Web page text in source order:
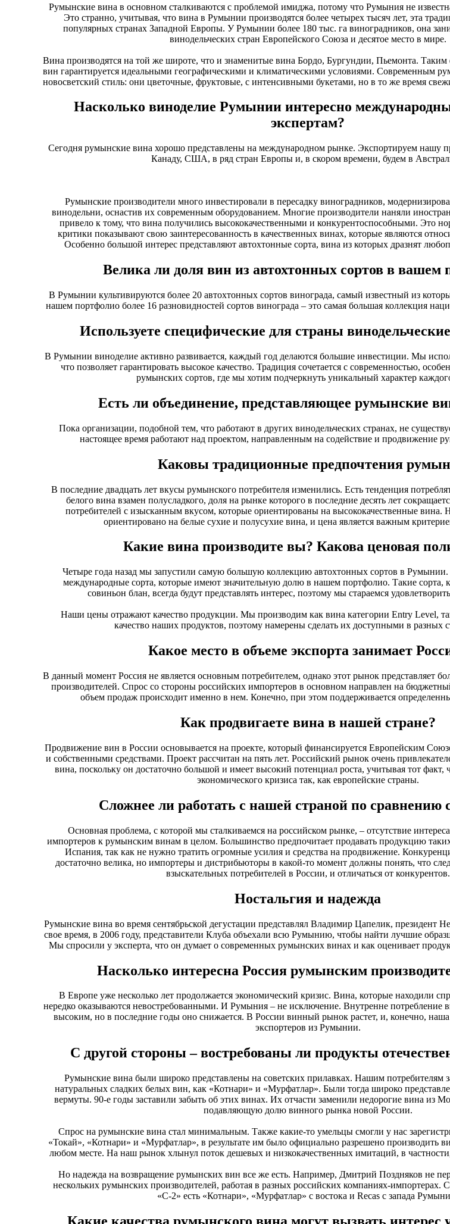
Румынские вина в основном сталкиваются с проблемой имиджа, потому что Румыния не
Это странно, учитывая, что вина в Румынии производятся более четырех тысяч лет, эта
популярных странах Западной Европы. У Румынии более 180 тыс. га виноградников, она
винодельческих стран Европейского Союза и десятое место в мире.
Вина производятся на той же широте, что и знаменитые вина Бордо, Бургундии, Пьемонта. Таким
вин гарантируется идеальными географическими и климатическими условиями. Современным
новосветский стиль: они цветочные, фруктовые, с интенсивными букетами, но в то же время
Насколько виноделие Румынии интересно
экспертам?
Сегодня румынские вина хорошо представлены на международном рынке. Экспортируем
Канаду, США, в ряд стран Европы и, в скором времени, будем в
Румынские производители много инвестировали в пересадку виноградников,
винодельни, оснастив их современным оборудованием. Многие производители наняли
привело к тому, что вина получились высококачественными и конкурентоспособными. Это
критики показывают свою заинтересованность в качественных винах, которые являются
Особенно большой интерес представляют автохтонные сорта, вина из которых дразнят
Велика ли доля вин из автохтонных сортов в вашем
В Румынии культивируются более 20 автохтонных сортов винограда, самый известный из
нашем портфолио более 16 разновидностей сортов винограда – это самая большая коллекция
Используете специфические для страны
В Румынии виноделие активно развивается, каждый год делаются большие инвестиции. Мы
что позволяет гарантировать высокое качество. Традиция сочетается с современностью,
румынских сортов, где мы хотим подчеркнуть уникальный характер
Есть ли объединение, представляющее румынские
Пока организации, подобной тем, что работают в других винодельческих странах, не
настоящее время работают над проектом, направленным на содействие и продвижение
Каковы традиционные предпочтения
В последние двадцать лет вкусы румынского потребителя изменились. Есть тенденция
белого вина взамен полусладкого, доля на рынке которого в последние десять лет
потребителей с изысканным вкусом, которые ориентированы на высококачественные вина.
ориентировано на белые сухие и полусухие вина, и цена является важным
Какие вина производите вы? Какова ценовая
Четыре года назад мы запустили самую большую коллекцию автохтонных сортов в Румынии.
международные сорта, которые имеют значительную долю в нашем портфолио. Такие сорта,
совиньон блан, всегда будут представлять интерес, поэтому мы стараемся
Наши цены отражают качество продукции. Мы производим как вина категории Entry Level,
качество наших продуктов, поэтому намерены сделать их доступными в разных
Какое место в объеме экспорта занимает
В данный момент Россия не является основным потребителем, однако этот рынок представляет
производителей. Спрос со стороны российских импортеров в основном направлен на
объем продаж происходит именно в нем. Конечно, при этом поддерживается
Как продвигаете вина в нашей стране?
Продвижение вин в России основывается на проекте, который финансируется Европейским
и собственными средствами. Проект рассчитан на пять лет. Российский рынок очень
вина, поскольку он достаточно большой и имеет высокий потенциал роста, учитывая тот факт,
экономического кризиса так, как европейские страны.
Сложнее ли работать с нашей страной по сравнению
Основная проблема, с которой мы сталкиваемся на российском рынке, – отсутствие
импортеров к румынским винам в целом. Большинство предпочитает продавать продукцию
Испания, так как не нужно тратить огромные усилия и средства на продвижение.
достаточно велика, но импортеры и дистрибьюторы в какой-то момент должны понять, что
взыскательных потребителей в России, и отличаться от конкурентов.
Ностальгия и надежда
Румынские вина во время сентябрьской дегустации представлял Владимир Цапелик, президент
свое время, в 2006 году, представители Клуба объехали всю Румынию, чтобы найти лучшие
Мы спросили у эксперта, что он думает о современных румынских винах и как оценивает
Насколько интересна Россия румынским
В Европе уже несколько лет продолжается экономический кризис. Вина, которые находили
нередко оказываются невостребованными. И Румыния – не исключение. Внутренне потребление
высоким, но в последние годы оно снижается. В России винный рынок растет, и, конечно, наша
экспортеров из Румынии.
С другой стороны – востребованы ли продукты
Румынские вина были широко представлены на советских прилавках. Нашим потребителям
натуральных сладких белых вин, как «Котнари» и «Мурфатлар». Были тогда широко
вермуты. 90-е годы заставили забыть об этих винах. Их отчасти заменили недорогие вина из
подавляющую долю винного рынка новой России.
Спрос на румынские вина стал минимальным. Также какие-то умельцы смогли у нас
«Токай», «Котнари» и «Мурфатлар», в результате им было официально разрешено производить
любом месте. На наш рынок хлынул поток дешевых и низкокачественных имитаций, в частности,
Но надежда на возвращение румынских вин все же есть. Например, Дмитрий Поздняков не
нескольких румынских производителей, работая в разных российских компаниях-импортерах.
«С-2» есть «Котнари», «Мурфатлар» с востока и Recas с запада